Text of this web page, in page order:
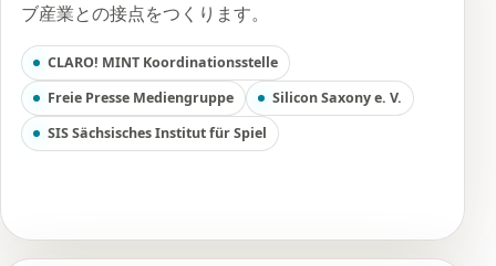
ブ産業との接点をつくります。
CLARO! MINT Koordinationsstelle
Freie Presse Mediengruppe
Silicon Saxony e. V.
SIS Sächsisches Institut für Spiel